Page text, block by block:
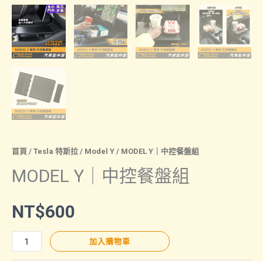
首頁 / Tesla 特斯拉 / Model Y / MODEL Y｜中控餐盤組
MODEL Y｜中控餐盤組
NT$600
MODEL
Y
加入購物車